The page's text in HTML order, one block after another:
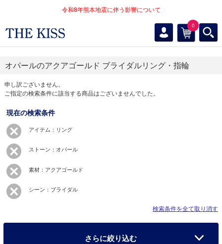
令和8年熊本地震に伴う影響について
0
オパールのアクアゴールド ブライダルリング・指輪
申し訳ございません。
ご指定の検索条件に該当する商品はございませんでした。
現在の検索条件
アイテム：リング
ストーン：オパール
素材：アクアゴールド
シーン：ブライダル
検索条件を全て取り消す
さらに絞り込む